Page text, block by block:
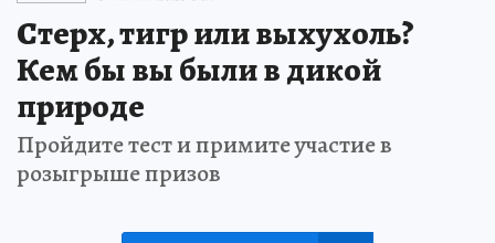
Стерх, тигр или выхухоль?
Кем бы вы были в дикой
природе
Пройдите тест и примите участие в
розыгрыше призов